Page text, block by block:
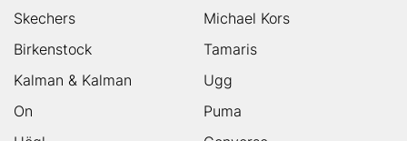
Skechers
Michael Kors
Birkenstock
Tamaris
Kalman & Kalman
Ugg
On
Puma